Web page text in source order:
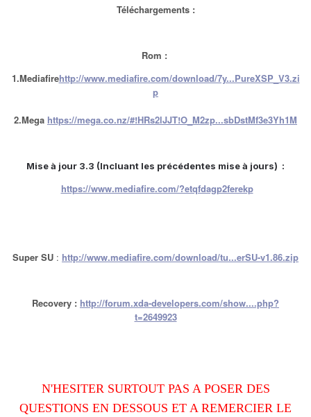
Téléchargements :
Rom :
1.Mediafirehttp://www.mediafire.com/download/7y...PureXSP_V3.zi
p
2.Mega https://mega.co.nz/#!HRs2lJJT!O_M2zp...sbDstMf3e3Yh1M
Mise à jour 3.3 (Incluant les précédentes mise à jours) :
https://www.mediafire.com/?etqfdagp2ferekp
Super SU : http://www.mediafire.com/download/tu...erSU-v1.86.zip
Recovery : http://forum.xda-developers.com/show....php?
t=2649923
N'HESITER SURTOUT PAS A POSER DES
QUESTIONS EN DESSOUS ET A REMERCIER LE